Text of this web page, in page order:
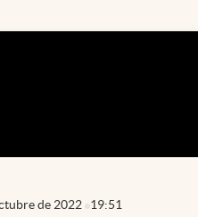
de 2022 19:51